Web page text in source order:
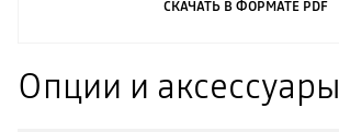
СКАЧАТЬ В ФОРМАТЕ PDF
Опции и аксессуары